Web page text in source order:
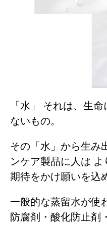
「水」
それは、生命
ないもの。
その「水」から生み
ンケア製品に人は よ
期待をかけ願いを込
一般的な蒸留水が使
防腐剤・酸化防止剤・